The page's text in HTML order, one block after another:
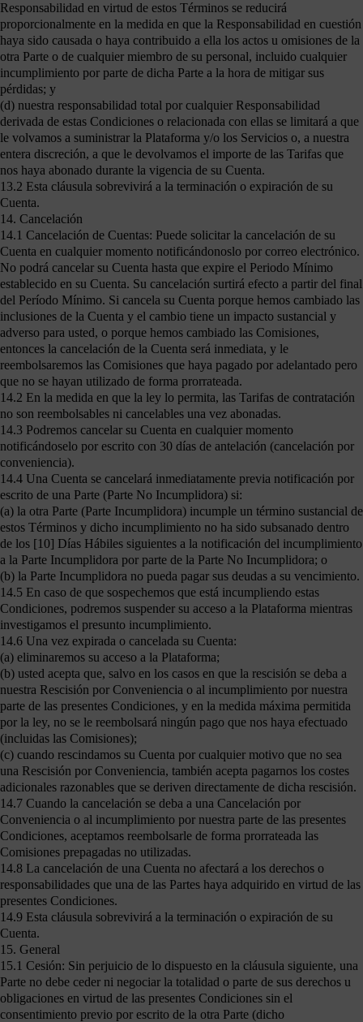
Responsabilidad en virtud de estos Términos se reducirá
proporcionalmente en la medida en que la Responsabilidad en cuestión
haya sido causada o haya contribuido a ella los actos u omisiones de la
otra Parte o de cualquier miembro de su personal, incluido cualquier
incumplimiento por parte de dicha Parte a la hora de mitigar sus
pérdidas; y
(d) nuestra responsabilidad total por cualquier Responsabilidad
derivada de estas Condiciones o relacionada con ellas se limitará a que
le volvamos a suministrar la Plataforma y/o los Servicios o, a nuestra
entera discreción, a que le devolvamos el importe de las Tarifas que
nos haya abonado durante la vigencia de su Cuenta.
13.2 Esta cláusula sobrevivirá a la terminación o expiración de su
Cuenta.
14. Cancelación
14.1 Cancelación de Cuentas: Puede solicitar la cancelación de su
Cuenta en cualquier momento notificándonoslo por correo electrónico.
No podrá cancelar su Cuenta hasta que expire el Periodo Mínimo
establecido en su Cuenta. Su cancelación surtirá efecto a partir del final
del Período Mínimo. Si cancela su Cuenta porque hemos cambiado las
inclusiones de la Cuenta y el cambio tiene un impacto sustancial y
adverso para usted, o porque hemos cambiado las Comisiones,
entonces la cancelación de la Cuenta será inmediata, y le
reembolsaremos las Comisiones que haya pagado por adelantado pero
que no se hayan utilizado de forma prorrateada.
14.2 En la medida en que la ley lo permita, las Tarifas de contratación
no son reembolsables ni cancelables una vez abonadas.
14.3 Podremos cancelar su Cuenta en cualquier momento
notificándoselo por escrito con 30 días de antelación (cancelación por
conveniencia).
14.4 Una Cuenta se cancelará inmediatamente previa notificación por
escrito de una Parte (Parte No Incumplidora) si:
(a) la otra Parte (Parte Incumplidora) incumple un término sustancial de
estos Términos y dicho incumplimiento no ha sido subsanado dentro
de los [10] Días Hábiles siguientes a la notificación del incumplimiento
a la Parte Incumplidora por parte de la Parte No Incumplidora; o
(b) la Parte Incumplidora no pueda pagar sus deudas a su vencimiento.
14.5 En caso de que sospechemos que está incumpliendo estas
Condiciones, podremos suspender su acceso a la Plataforma mientras
investigamos el presunto incumplimiento.
14.6 Una vez expirada o cancelada su Cuenta:
(a) eliminaremos su acceso a la Plataforma;
(b) usted acepta que, salvo en los casos en que la rescisión se deba a
nuestra Rescisión por Conveniencia o al incumplimiento por nuestra
parte de las presentes Condiciones, y en la medida máxima permitida
por la ley, no se le reembolsará ningún pago que nos haya efectuado
(incluidas las Comisiones);
(c) cuando rescindamos su Cuenta por cualquier motivo que no sea
una Rescisión por Conveniencia, también acepta pagarnos los costes
adicionales razonables que se deriven directamente de dicha rescisión.
14.7 Cuando la cancelación se deba a una Cancelación por
Conveniencia o al incumplimiento por nuestra parte de las presentes
Condiciones, aceptamos reembolsarle de forma prorrateada las
Comisiones prepagadas no utilizadas.
14.8 La cancelación de una Cuenta no afectará a los derechos o
responsabilidades que una de las Partes haya adquirido en virtud de las
presentes Condiciones.
14.9 Esta cláusula sobrevivirá a la terminación o expiración de su
Cuenta.
15. General
15.1 Cesión: Sin perjuicio de lo dispuesto en la cláusula siguiente, una
Parte no debe ceder ni negociar la totalidad o parte de sus derechos u
obligaciones en virtud de las presentes Condiciones sin el
consentimiento previo por escrito de la otra Parte (dicho